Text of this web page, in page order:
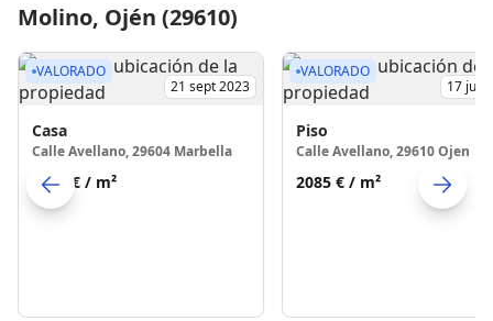
Molino, Ojén (29610)
VALORADO
21 sept 2023
Casa
Calle Avellano, 29604 Marbella
3020 € / m²
VALORADO
17 jul
Piso
Calle Avellano, 29610 Ojen
2085 € / m²